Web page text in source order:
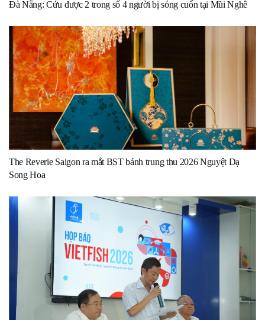
Đà Nẵng: Cứu được 2 trong số 4 người bị sóng cuốn tại Mũi Nghê
The Reverie Saigon ra mắt BST bánh trung thu 2026 Nguyệt Dạ
Song Hoa